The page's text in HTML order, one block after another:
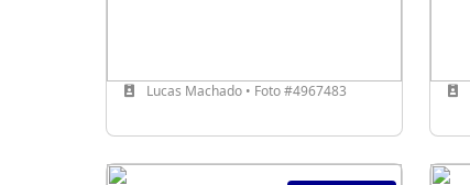
Lucas Machado • Foto #4967483